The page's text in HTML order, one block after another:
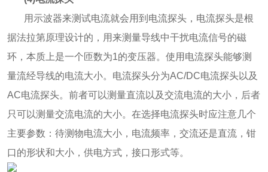
用示波器来测试电流就会用到电流探头，电流探头是根
据法拉第原理设计的，用来测量导线中干扰电流信号的磁
环，本质上是一个匝数为1的变压器。使用电流探头能够测
量流经导线的电流大小。电流探头分为AC/DC电流探头以及
AC电流探头。前者可以测量直流以及交流电流的大小，后者
只可以测量交流电流的大小。在选择电流探头时应注意几个
主要参数：待测物电流大小，电流频率，交流还是直流，钳
口的形状和大小，供电方式，接口形式等。